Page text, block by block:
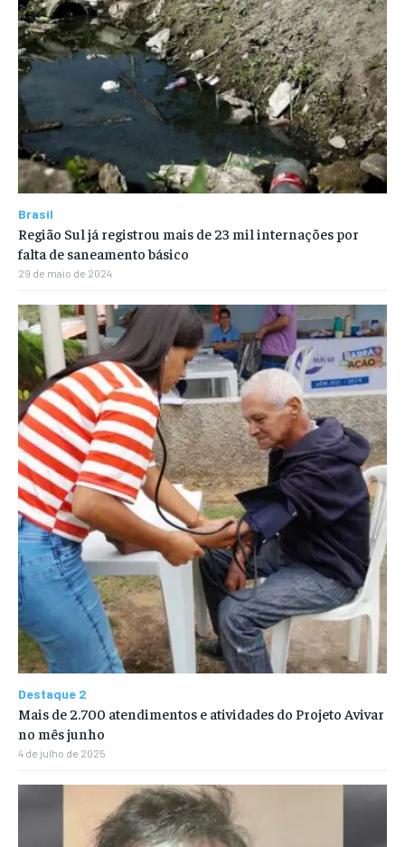
Brasil
Região Sul já registrou mais de 23 mil internações por
falta de saneamento básico
29 de maio de 2024
Destaque 2
Mais de 2.700 atendimentos e atividades do Projeto Avivar
no mês junho
4 de julho de 2025